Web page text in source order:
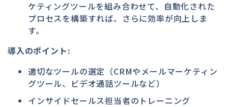
ケティングツールを組み合わせて、自動化された
プロセスを構築すれば、さらに効率が向上しま
す。
導入のポイント:
適切なツールの選定（CRMやメールマーケティン
グツール、ビデオ通話ツールなど）
インサイドセールス担当者のトレーニング